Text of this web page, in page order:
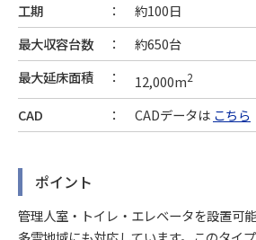
工期
約100日
最大収容台数
約650台
最大延床面積
12,000m2
CAD CADデータは こちら
ポイント
管理人室・トイレ・エレベータを設置可能